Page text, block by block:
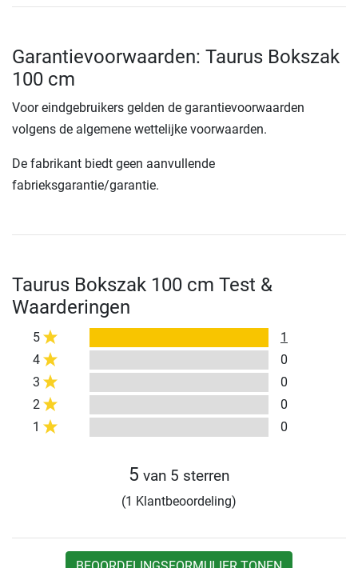
Garantievoorwaarden: Taurus Bokszak
100 cm
Voor eindgebruikers gelden de garantievoorwaarden
volgens de algemene wettelijke voorwaarden.
De fabrikant biedt geen aanvullende
fabrieksgarantie/garantie.
Taurus Bokszak 100 cm Test &
Waarderingen
5
1
4
0
3
0
2
0
1
0
5 van 5 sterren
(1 Klantbeoordeling)